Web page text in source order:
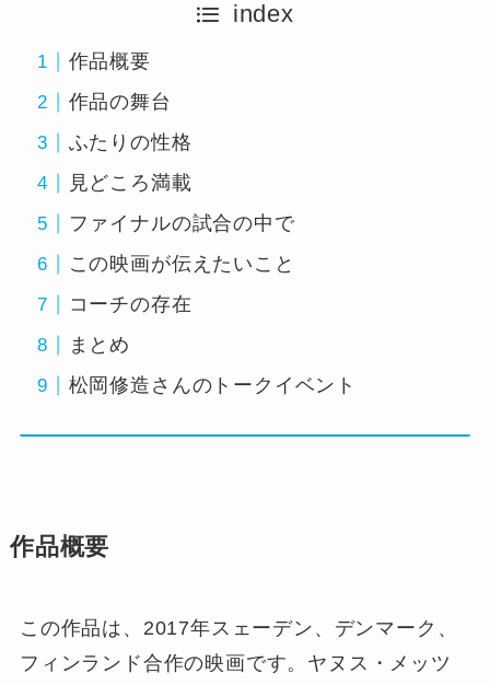
index
作品概要
作品の舞台
ふたりの性格
見どころ満載
ファイナルの試合の中で
この映画が伝えたいこと
コーチの存在
まとめ
松岡修造さんのトークイベント
作品概要
この作品は、2017年スェーデン、デンマーク、
フィンランド合作の映画です。ヤヌス・メッツ